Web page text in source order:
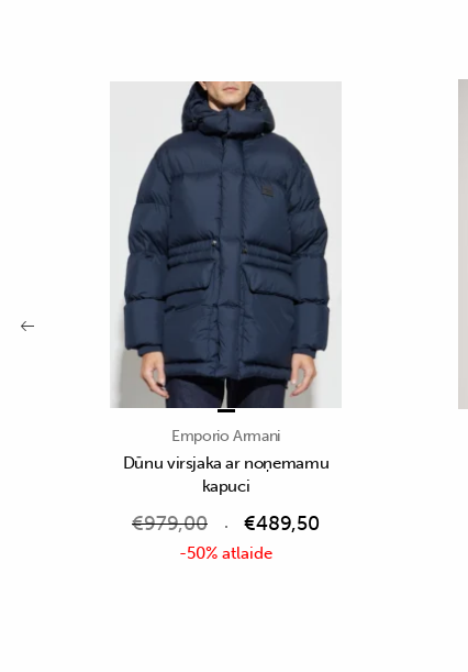
Emporio Armani
Dūnu virsjaka ar noņemamu
kapuci
€979,00 €489,50
-50% atlaide